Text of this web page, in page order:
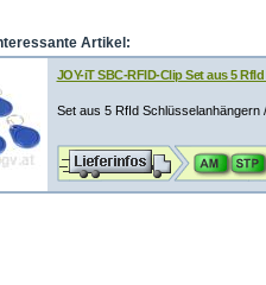
Artikel:
JOY-iT SBC-RFID-Clip Set aus 5
Set aus 5 RfId